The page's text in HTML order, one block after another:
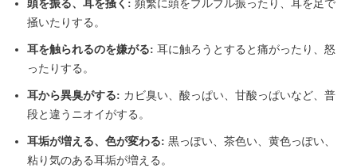
頭を振る、耳を掻く: 頻繁に頭をブルブル振ったり、耳を足で
掻いたりする。
耳を触られるのを嫌がる: 耳に触ろうとすると痛がったり、怒
ったりする。
耳から異臭がする: カビ臭い、酸っぱい、甘酸っぱいなど、普
段と違うニオイがする。
耳垢が増える、色が変わる: 黒っぽい、茶色い、黄色っぽい、
粘り気のある耳垢が増える。